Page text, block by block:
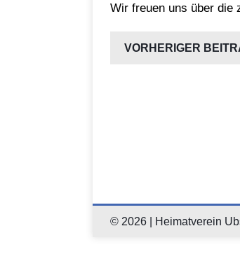
Wir freuen uns über die
VORHERIGER
© 2026 | Heimatverein